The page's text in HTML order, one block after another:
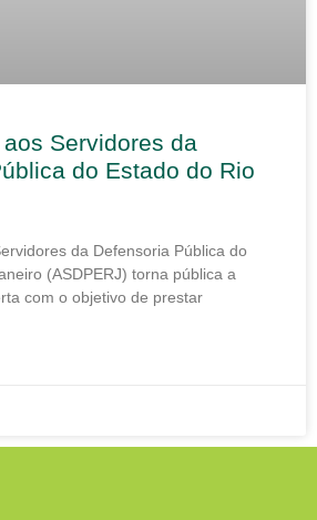
Servidores da
do Estado do Rio
da Defensoria Pública do
(ASDPERJ) torna pública a
com o objetivo de prestar